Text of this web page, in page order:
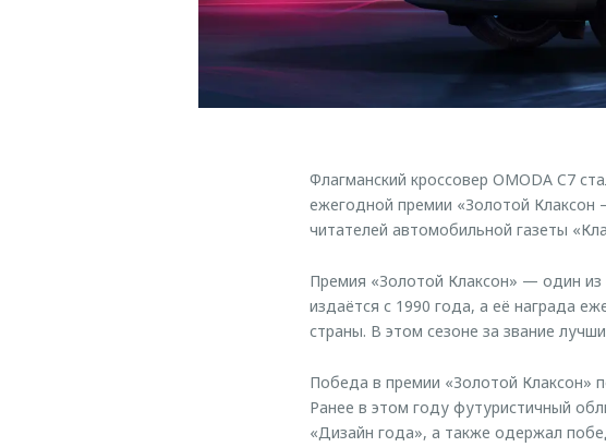
Флагманский кроссовер OMODA C7
ежегодной премии «Золотой Клаксон
читателей автомобильной газеты
Премия «Золотой Клаксон» — один из
издаётся с 1990 года, а её награда
страны. В этом сезоне за звание
Победа в премии «Золотой Клаксон»
Ранее в этом году футуристичный
«Дизайн года», а также одержал